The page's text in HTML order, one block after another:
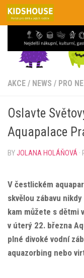
Skip to content
AKCE / NEWS / PRO
Oslavte
Aquapalace
BYJOLANA HOLÁŇOVÁ ·
V čestlickém
skvělou zábavu
kam můžete s dětmi
v úterý 22. března
plné divoké vodní
aquazorbing nebo